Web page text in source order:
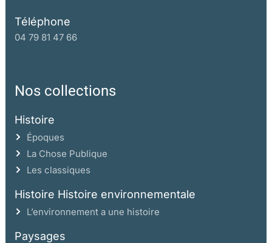
Téléphone
04 79 81 47 66
Nos collections
Histoire
Époques
La Chose Publique
Les classiques
Histoire Histoire environnementale
L’environnement a une histoire
Paysages